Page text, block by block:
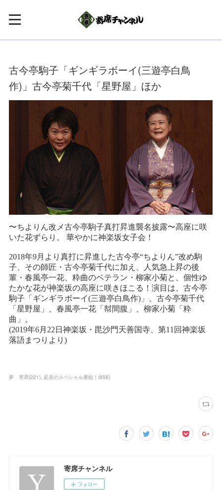
古今亭駒子「ギンギラボーイ(三遊亭白鳥
作)」古今亭菊千代「星野屋」ほか
夢 寄席(221) 必見のスペシャル番組！ (656)
寄席チャンネル
フォロー